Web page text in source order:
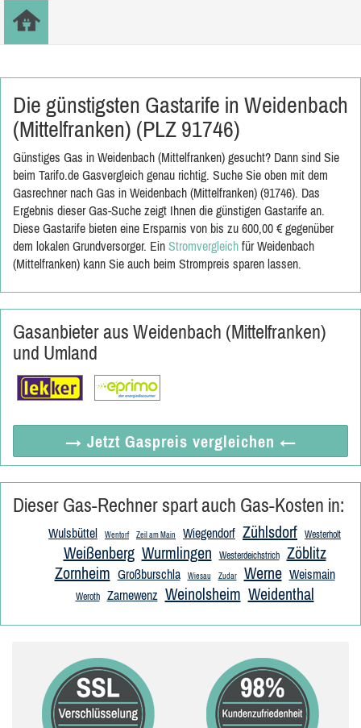
Die günstigsten Gastarife in Weidenbach
(Mittelfranken) (PLZ 91746)
Günstiges Gas in Weidenbach (Mittelfranken) gesucht? Dann sind Sie
beim Tarifo.de Gasvergleich genau richtig. Suche Sie oben mit dem
Gasrechner nach Gas in Weidenbach (Mittelfranken) (91746). Das
Ergebnis dieser Gas-Suche zeigt Ihnen die günstigen Gastarife an.
Diese Gastarife bieten eine Ersparnis von bis zu 600,00 € gegenüber
dem lokalen Grundversorger. Ein Stromvergleich für Weidenbach
(Mittelfranken) kann Sie auch beim Strompreis sparen lassen.
Gasanbieter aus Weidenbach (Mittelfranken)
und Umland
→ Jetzt Gaspreis vergleichen ←
Dieser Gas-Rechner spart auch Gas-Kosten in:
Wulsbüttel Wentorf Zeil am Main Wiegendorf Zühlsdorf Westerholt
Weißenberg Wurmlingen Westerdeichstrich
Zöblitz
Zornheim Großburschla Wiesau Zudar Werne Weismain
Weroth Zarnewenz Weinolsheim Weidenthal